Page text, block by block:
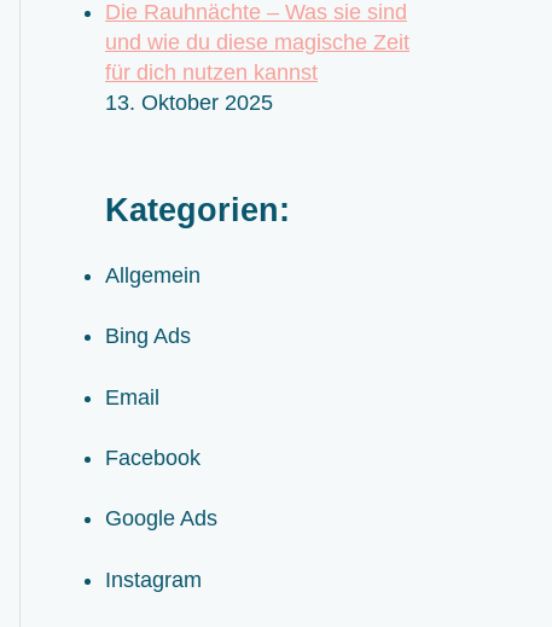
Die Rauhnächte – Was sie sind
und wie du diese magische Zeit
für dich nutzen kannst
13. Oktober 2025
Kategorien:
Allgemein
Bing Ads
Email
Facebook
Google Ads
Instagram